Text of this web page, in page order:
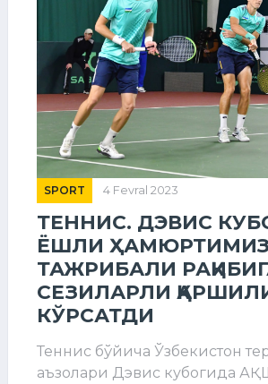
SPORT 4 Fevral 2023
ТЕННИС. ДЭВИС
ЁШЛИ ҲАМЮРТИМИЗ
ТАЖРИБАЛИ
СЕЗИЛАРЛИ
КЎРСАТДИ
Теннис бўйича Ўзбекистон
аъзолари Дэвис кубогида